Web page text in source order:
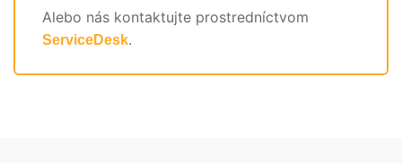
Alebo nás kontaktujte prostredníctvom
ServiceDesk.